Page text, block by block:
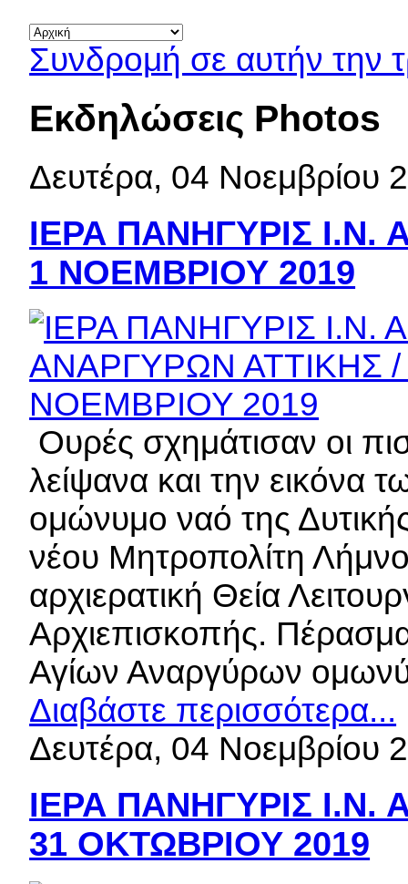
Συνδρομή σε αυτήν την
Εκδηλώσεις Photos
Δευτέρα, 04 Νοεμβρίου
ΙΕΡΑ ΠΑΝΗΓΥΡΙΣ Ι.Ν.
1 ΝΟΕΜΒΡΙΟΥ 2019
Ουρές σχημάτισαν οι
λείψανα και την εικόνα
ομώνυμο ναό της
νέου Μητροπολίτη
αρχιερατική Θεία
Αρχιεπισκοπής.
Αγίων Αναργύρων
Διαβάστε περισσότερα...
Δευτέρα, 04 Νοεμβρίου
ΙΕΡΑ ΠΑΝΗΓΥΡΙΣ Ι.Ν.
31 ΟΚΤΩΒΡΙΟΥ 2019